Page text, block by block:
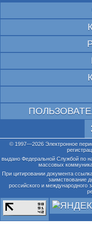
© 1997—2026 Электронное
выдано Федеральной Службой по
массовых
При цитировании документа
заимствование
российского и международного